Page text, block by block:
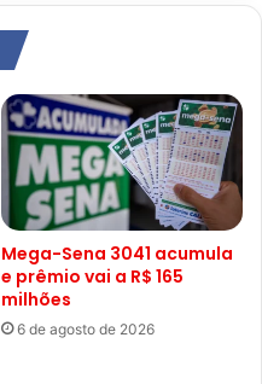
Mega-Sena 3041 acumula
e prêmio vai a R$ 165
milhões
6 de agosto de 2026